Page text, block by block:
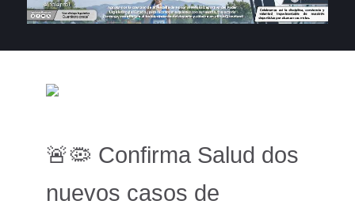
🚨🦠 Confirma Salud dos
nuevos casos de